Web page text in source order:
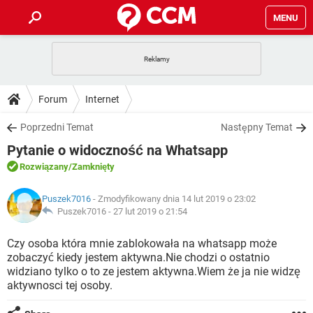
MENU
GRY
SPOTIFY
INSTAGRAM FACEBOOK
WINDOWS 10
PORADY
PlayStation
SPOTIFY
INSTAGRAM
WINDOWS 10
DO POBRANIA
ANDROID TIKTOK
GRY
IOS NETFLIX
INSTAGRAM
WINDOWS 10
FORUM
COVID-19
GRY WHATSAPP
INSTAGRAM FACEBOOK
WINDOWS 10
ARTYKUŁY
COVID-19
GRY WHATSAPP
SPOTIFY NETFLIX
INSTAGRAM
Forum Internet
Poprzedni Temat Następny Temat
Pytanie o widoczność na Whatsapp
Rozwiązany/Zamknięty
Puszek7016 - Zmodyfikowany dnia 14 lut 2019 o 23:02
Puszek7016 - 27 lut 2019 o 21:54
Czy osoba która mnie zablokowała na whatsapp może
zobaczyć kiedy jestem aktywna.Nie chodzi o ostatnio
widziano tylko o to ze jestem aktywna.Wiem że ja nie widzę
aktywnosci tej osoby.